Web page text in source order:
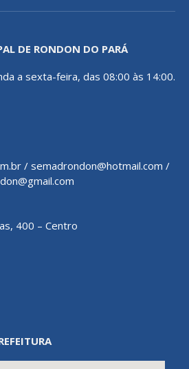
DE RONDON DO PARÁ
a sexta-feira, das 08:00 às 14:00.
/ semadrondon@hotmail.com /
400 – Centro